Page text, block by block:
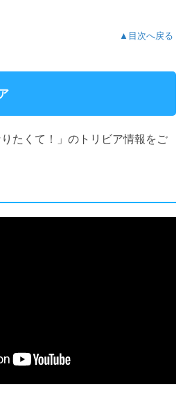
▲目次へ戻る
たくて！」のトリビア情報をご